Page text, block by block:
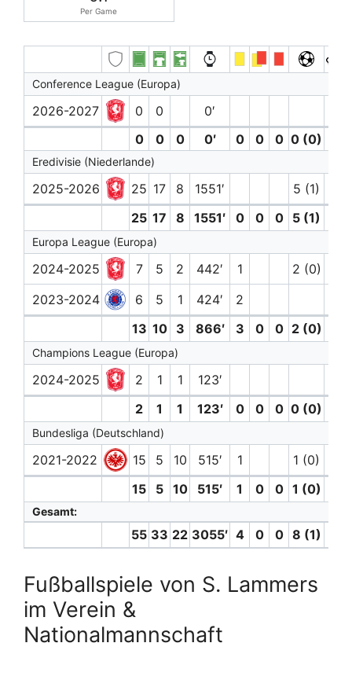
Per Game
Conference League (Europa)
2026-2027 0 0
0′
0
0 0 0′ 0 0 0 0 (0)
Eredivisie (Niederlande)
2025-2026 25 17 8 1551′ 5 (1)
25 17 8 1551′ 0 0 0 5 (1)
Europa League (Europa)
2024-2025 7 5 2 442′ 1
2 (0)
2023-2024
6 5 1 424′
2
13 10 3 866′ 3 0 0 2 (0)
Champions League (Europa)
2024-2025 2 1 1
123′
2
1 1 123′ 0 0 0 0 (0)
Bundesliga (Deutschland)
2021-2022 15 5 10 515′ 1
1 (0)
15
5 10 515′ 1 0 0 1 (0)
Gesamt:
55 33 22 3055′ 4 0 0 8 (1)
Fußballspiele von S. Lammers
im Verein &
Nationalmannschaft